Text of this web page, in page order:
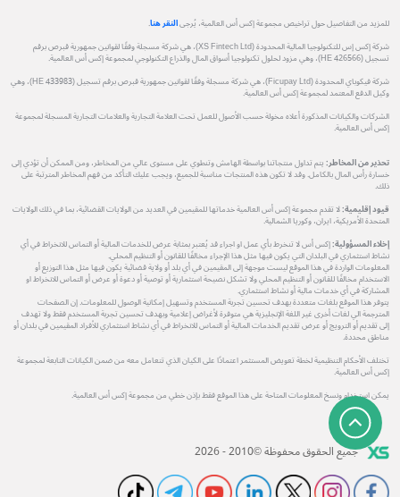
للمزيد من التفاصيل حول تراخيص مجموعة إكس أس العالمية، يُرجىالنقر هنا.
شركة إكس إس للتكنولوجيا المالية المحدودة (XS Fintech Ltd)، هي شركة مسجلة وفقًا لقوانين جمهورية قبرص برقم
تسجيل (HE 426566)، وهي مزود لحلول تكنولوجيا أسواق المال والذراع التكنولوجي لمجموعة إكس أس العالمية.
شركة فيكوباي المحدودة (Ficupay Ltd)، هي شركة مسجلة وفقًا لقوانين جمهورية قبرص برقم تسجيل (HE 433983)، وهي
وكيل الدفع المعتمد لمجموعة إكس أس العالمية.
الشركات والكيانات المذكورة أعلاه مخولة حسب الأصول للعمل تحت العلامة التجارية والعلامات التجارية المسجلة لمجموعة
إكس أس العالمية.
تحذير من المخاطر:يتم تداول منتجاتنا بواسطة الهامش وتنطوي على مستوى عالي من المخاطر، ومن الممكن أن تؤدي إلى
خسارة رأس المال بالكامل. وقد لا تكون هذه المنتجات مناسبة للجميع، ويجب عليك التأكد من فهم المخاطر المترتبة على
ذلك.
قيود إقليمية:لا تقدم مجموعة إكس أس العالمية خدماتها للمقيمين في العديد من الولايات القضائية، بما في ذلك الولايات
المتحدة الأمريكية، ايران، وكوريا الشمالية.
إخلاء المسؤولية:إكس أس لا تنخرط بأي عمل او اجراء قد يُعتبر بمثابة عرض للخدمات المالية أو التماس للانخراط في أي
نشاط استثماري في البلدان التي يكون فيها مثل هذا الإجراء مخالفًا للقانون أو التنظيم المحلي.
المعلومات الواردة في هذا الموقع ليست موجهة إلى المقيمين في أي بلد أو ولاية قضائية يكون فيها مثل هذا التوزيع أو
الاستخدام مخالفًا للقانون أو التنظيم المحلي ولا تشكل نصيحة استثمارية أو توصية أو دعوة أو عرض أو التماس للانخراط او
المشاركة في أي خدمات مالية أو نشاط استثماري.
يتوفر هذا الموقع بلغات متعددة بهدف تحسين تجربة المستخدم وتسهيل إمكانية الوصول للمعلومات. إن الصفحات
المترجمة الي لغات أخرى غير اللغة الإنجليزية هي متوفرة لأغراض إعلامية وبهدف تحسين تجربة المستخدم فقط ولا تهدف
إلى تقديم أو الترويج أو عرض تقديم الخدمات المالية أو التماس للانخراط في أي نشاط استثماري للأفراد المقيمين في بلدان أو
مناطق محددة.
تختلف الأحكام التنظيمية لخطة تعويض المستثمر اعتمادًا على الكيان الذي تتعامل معه من ضمن الكيانات التابعة لمجموعة
إكس أس العالمية.
يمكن استخدام ونسخ المعلومات المتاحة على هذا الموقع فقط بإذن خطي من مجموعة إكس أس العالمية.
جميع الحقوق محفوظة ©2010 - 2026